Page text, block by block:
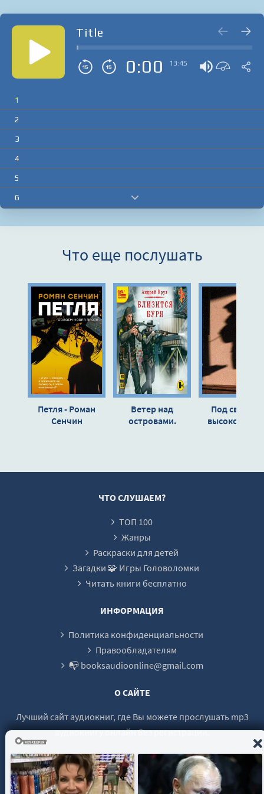
Title
0:00 13:45
1
2
3
4
5
6
Что еще послушать
Петля - Роман
Сенчин
Ветер над
островами.
Под сводами
высокой лжи
ЧТО СЛУШАЕМ?
ТОП 100
Жанры
Раскраски для детей
Загадки 🧩 Игры Головоломки
Читать книги бесплатно
ИНФОРМАЦИЯ
Политика конфиденциальности
Правообладателям
📭 booksaudioonline@gmail.com
О САЙТЕ
Лучший сайт аудиокниг, где Вы можете прослушать mp3
аудиокнигу онлайн без регистрации.
© 2021 - 2026 booksaudio-online.com Все права защищены.